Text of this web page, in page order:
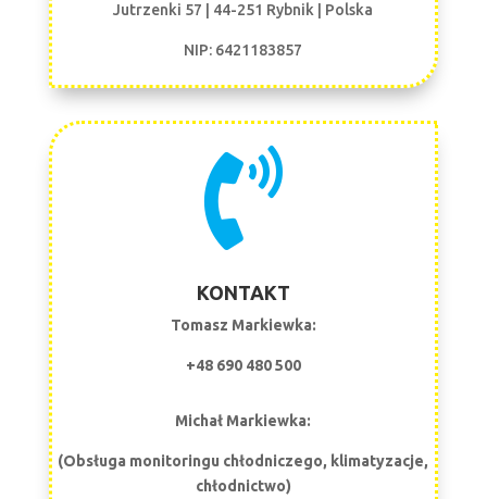
Jutrzenki 57 | 44-251 Rybnik | Polska
NIP: 6421183857

KONTAKT
Tomasz Markiewka:
+48 690 480 500
Michał Markiewka:
(Obsługa monitoringu chłodniczego, klimatyzacje,
chłodnictwo)